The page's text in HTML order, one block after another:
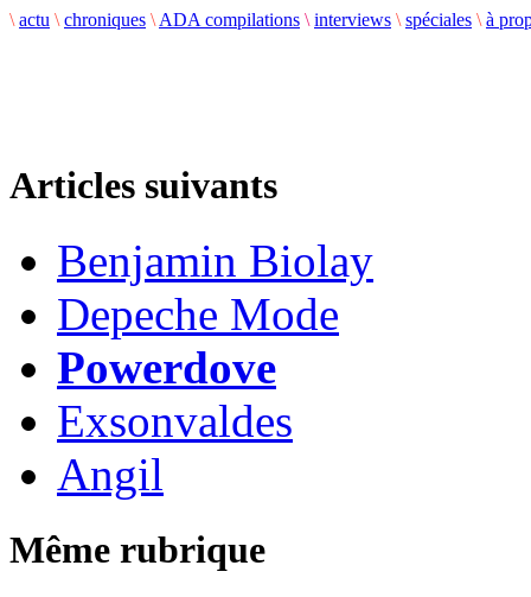
\ actu \ chroniques \ ADA compilations \ interviews \ spéciales \ à
Articles suivants
Benjamin Biolay
Depeche Mode
Powerdove
Exsonvaldes
Angil
Même rubrique